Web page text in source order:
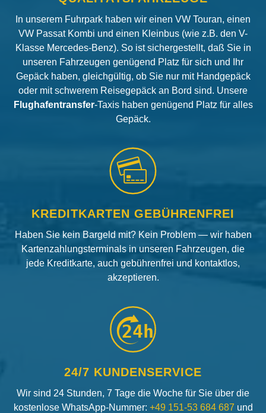
In unserem Fuhrpark haben wir einen VW Touran, einen
VW Passat Kombi und einen Kleinbus (wie z.B. den V-
Klasse Mercedes-Benz). So ist sichergestellt, daß Sie in
unseren Fahrzeugen genügend Platz für sich und Ihr
Gepäck haben, gleichgültig, ob Sie nur mit Handgepäck
oder mit schwerem Reisegepäck an Bord sind. Unsere
Flughafentransfer-Taxis haben genügend Platz für alles
Gepäck.
KREDITKARTEN GEBÜHRENFREI
Haben Sie kein Bargeld mit? Kein Problem — wir haben
Kartenzahlungsterminals in unseren Fahrzeugen, die
jede Kreditkarte, auch gebührenfrei und kontaktlos,
akzeptieren.
24h
24/7 KUNDENSERVICE
Wir sind 24 Stunden, 7 Tage die Woche für Sie über die
kostenlose WhatsApp-Nummer: +49 151-53 684 687 und